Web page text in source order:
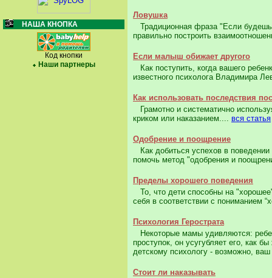
НАША КНОПКА
Код кнопки
Наши партнеры
Ловушка
Традиционная фраза "Если будешь
правильно построить
Если малыш обижает другого
Как поступить, когда вашего
известного психолога Владимира
Как использовать последствия
Грамотно и систематично
криком или наказанием.... вся статья
Одобрение и поощрение
Как добиться успехов в
помочь метод "одобрения и
Пределы хорошего поведения
То, что дети способны на
себя в соответствии с пониманием
Психология Герострата
Некоторые мамы удивляются:
проступок, он усугубляет его, как
детскому психологу - возможно,
Стоит ли наказывать